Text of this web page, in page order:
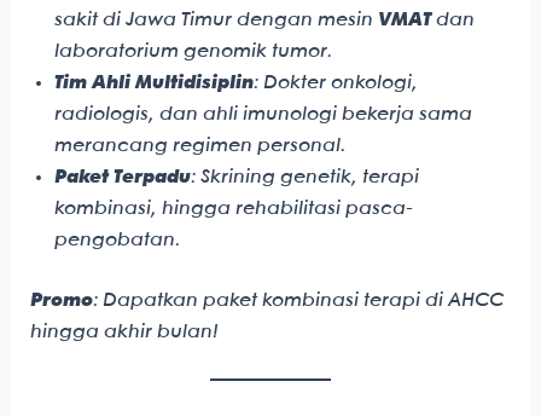
sakit di Jawa Timur dengan mesin VMATdan
laboratorium genomik tumor.
Tim Ahli Multidisiplin: Dokter onkologi,
radiologis, dan ahli imunologi bekerja sama
merancang regimen personal.
Paket Terpadu: Skrining genetik, terapi
kombinasi, hingga rehabilitasi pasca-
pengobatan.
Promo: Dapatkan paket kombinasi terapi di AHCC
hingga akhir bulan!